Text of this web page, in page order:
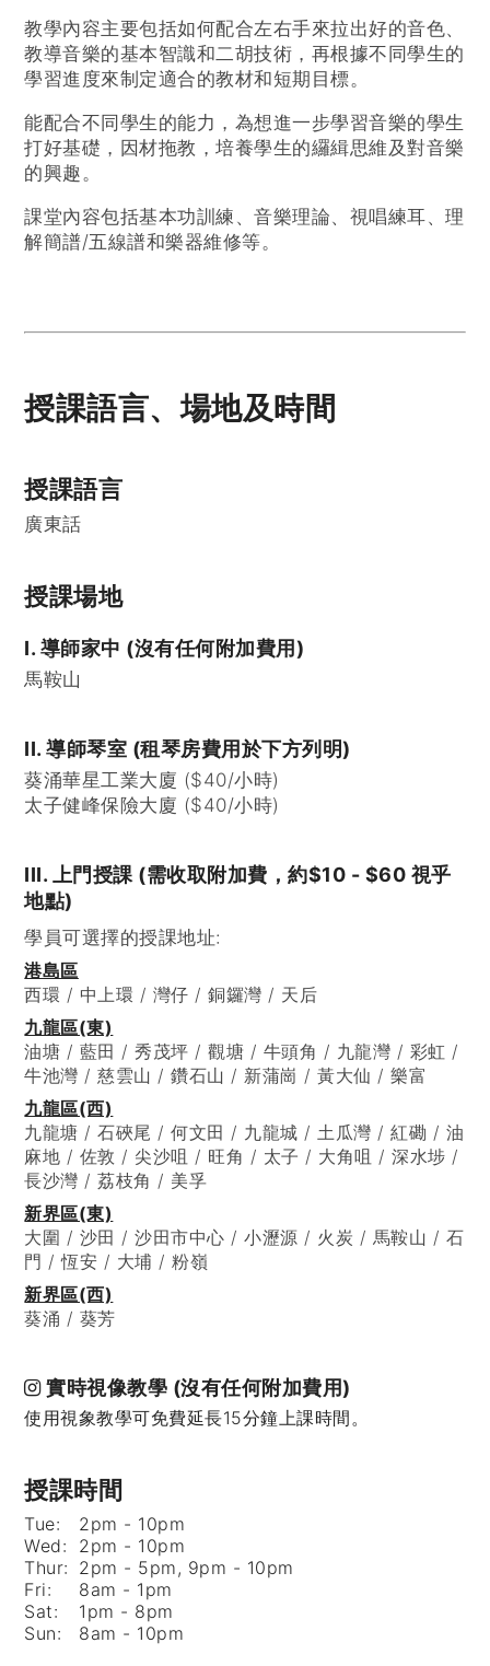
教學內容主要包括如何配合左右手來拉出好的音色、
教導音樂的基本智識和二胡技術，再根據不同學生的
學習進度來制定適合的教材和短期目標。
能配合不同學生的能力，為想進一步學習音樂的學生
打好基礎，因材拖教，培養學生的纙緝思維及對音樂
的興趣。
課堂內容包括基本功訓練、音樂理論、視唱練耳、理
解簡譜/五線譜和樂器維修等。
授課語言、場地及時間
授課語言
廣東話
授課場地
I. 導師家中 (沒有任何附加費用)
馬鞍山
II. 導師琴室 (租琴房費用於下方列明)
葵涌華星工業大廈 ($40/小時)
太子健峰保險大廈 ($40/小時)
III. 上門授課 (需收取附加費，約$10 - $60 視乎
地點)
學員可選擇的授課地址:
港島區
西環 / 中上環 / 灣仔 / 銅鑼灣 / 天后
九龍區(東)
油塘 / 藍田 / 秀茂坪 / 觀塘 / 牛頭角 / 九龍灣 / 彩虹 /
牛池灣 / 慈雲山 / 鑽石山 / 新蒲崗 / 黃大仙 / 樂富
九龍區(西)
九龍塘 / 石硤尾 / 何文田 / 九龍城 / 土瓜灣 / 紅磡 / 油
麻地 / 佐敦 / 尖沙咀 / 旺角 / 太子 / 大角咀 / 深水埗 /
長沙灣 / 荔枝角 / 美孚
新界區(東)
大圍 / 沙田 / 沙田市中心 / 小瀝源 / 火炭 / 馬鞍山 / 石
門 / 恆安 / 大埔 / 粉嶺
新界區(西)
葵涌 / 葵芳
實時視像教學 (沒有任何附加費用)
使用視象教學可免費延長15分鐘上課時間。
授課時間
Tue:
2pm - 10pm
Wed:
2pm - 10pm
Thur: 2pm - 5pm, 9pm - 10pm
Fri:
8am - 1pm
Sat:
1pm - 8pm
Sun:
8am - 10pm